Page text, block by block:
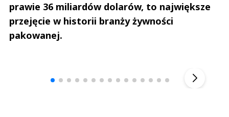
prawie 36 miliardów dolarów, to największe
przejęcie w historii branży żywności
pakowanej.